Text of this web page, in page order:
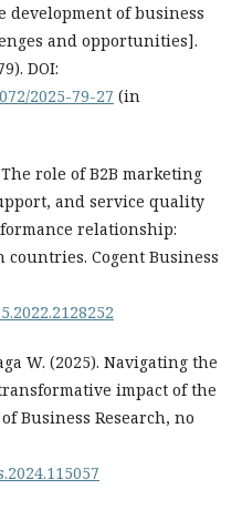
of business
and opportunities].
DOI:
2025-79-27 (in
role of B2B marketing
and service quality
relationship:
Cogent Business
W. (2025). Navigating the
impact of the
Business Research, no